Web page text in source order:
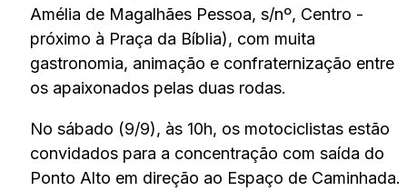
Amélia de Magalhães Pessoa, s/nº, Centro -
próximo à Praça da Bíblia), com muita
gastronomia, animação e confraternização entre
os apaixonados pelas duas rodas.
No sábado (9/9), às 10h, os motociclistas estão
convidados para a concentração com saída do
Ponto Alto em direção ao Espaço de Caminhada.